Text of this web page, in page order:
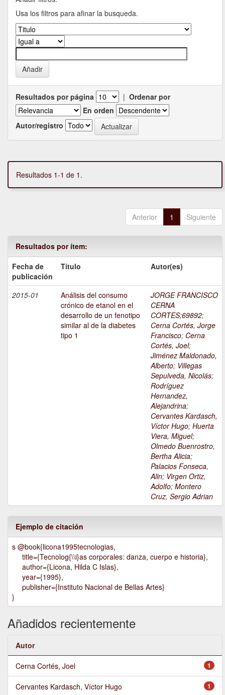
Usa los filtros para afinar la busqueda.
Resultados por página | Ordenar por
En orden
Autor/registro
Resultados 1-1 de 1.
Anterior 1 Siguiente
Resultados por ítem:
Fecha de
publicación
Título Autor(es)
2015-01
Análisis del consumo
crónico de etanol en el
desarrollo de un fenotipo
similar al de la diabetes
tipo 1
JORGE FRANCISCO
CERNA
CORTES;69892;
Cerna Cortés, Jorge
Francisco; Cerna
Cortés, Joel;
Jiménez Maldonado,
Alberto; Villegas
Sepulveda, Nicolás;
Rodríguez
Hernandez,
Alejandrina;
Cervantes Kardasch,
Víctor Hugo; Huerta
Viera, Miguel;
Olmedo Buenrostro,
Bertha Alicia;
Palacios Fonseca,
Alin; Virgen Ortiz,
Adolfo; Montero
Cruz, Sergio Adrian
Ejemplo de citación
s @book{licona1995tecnologias,
title={Tecnolog{\\i}as corporales: danza, cuerpo e historia},
author={Licona, Hilda C Islas},
year={1995},
publisher={Instituto Nacional de Bellas Artes}
}
Añadidos recientemente
Autor
1
Cerna Cortés, Joel
1
Cervantes Kardasch, Víctor Hugo